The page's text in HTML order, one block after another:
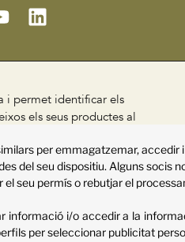
i permet identificar els
els seus productes al
Sitemap
per emmagatzemar, accedir
del seu dispositiu. Alguns socis
seu permís o rebutjar el
informació i/o accedir a la
per seleccionar publicitat